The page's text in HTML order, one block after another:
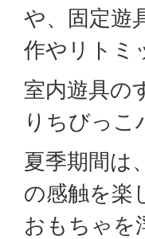
や、固定遊
作やリトミ
室内遊具の
りちびっこ
夏季期間は
の感触を楽
おもちゃを